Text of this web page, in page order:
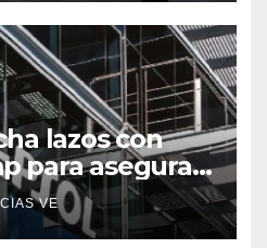
lazos con
para asegurar
VE